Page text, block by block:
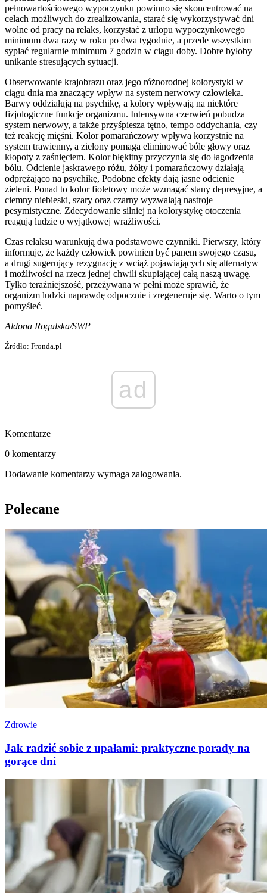
pełnowartościowego wypoczynku powinno się skoncentrować na
celach możliwych do zrealizowania, starać się wykorzystywać dni
wolne od pracy na relaks, korzystać z urlopu wypoczynkowego
minimum dwa razy w roku po dwa tygodnie, a przede wszystkim
sypiać regularnie minimum 7 godzin w ciągu doby. Dobre byłoby
unikanie stresujących sytuacji.
Obserwowanie krajobrazu oraz jego różnorodnej kolorystyki w
ciągu dnia ma znaczący wpływ na system nerwowy człowieka.
Barwy oddziałują na psychikę, a kolory wpływają na niektóre
fizjologiczne funkcje organizmu. Intensywna czerwień pobudza
system nerwowy, a także przyśpiesza tętno, tempo oddychania, czy
też reakcję mięśni. Kolor pomarańczowy wpływa korzystnie na
system trawienny, a zielony pomaga eliminować bóle głowy oraz
kłopoty z zaśnięciem. Kolor błękitny przyczynia się do łagodzenia
bólu. Odcienie jaskrawego różu, żółty i pomarańczowy działają
odprężająco na psychikę, Podobne efekty dają jasne odcienie
zieleni. Ponad to kolor fioletowy może wzmagać stany depresyjne, a
ciemny niebieski, szary oraz czarny wyzwalają nastroje
pesymistyczne. Zdecydowanie silniej na kolorystykę otoczenia
reagują ludzie o wyjątkowej wrażliwości.
Czas relaksu warunkują dwa podstawowe czynniki. Pierwszy, który
informuje, że każdy człowiek powinien być panem swojego czasu,
a drugi sugerujący rezygnację z wciąż pojawiających się alternatyw
i możliwości na rzecz jednej chwili skupiającej całą naszą uwagę.
Tylko teraźniejszość, przeżywana w pełni może sprawić, że
organizm ludzki naprawdę odpocznie i zregeneruje się. Warto o tym
pomyśleć.
Aldona Rogulska/SWP
Źródło: Fronda.pl
ad
Komentarze
0 komentarzy
Dodawanie komentarzy wymaga zalogowania.
Polecane
Zdrowie
Jak radzić sobie z upałami: praktyczne porady na
gorące dni